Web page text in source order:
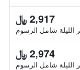
2,917 ﷼
الليلة شامل الرسوم
2,974 ﷼
الليلة شامل الرسوم